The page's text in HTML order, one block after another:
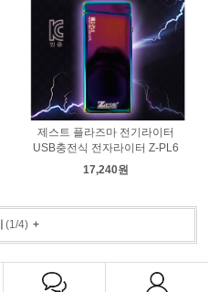
제스트 플라즈마 전기라이터
USB충전식 전자라이터 Z-PL6
17,240원
(1/4)+